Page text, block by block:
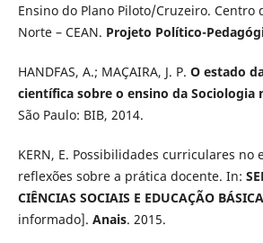
Ensino do Plano Piloto/Cruzeiro. Centro
Norte – CEAN. Projeto Político-
HANDFAS, A.; MAÇAIRA, J. P. O estado
científica sobre o ensino da Sociologia
São Paulo: BIB, 2014.
KERN, E. Possibilidades curriculares
reflexões sobre a prática docente. In:
CIÊNCIAS SOCIAIS E EDUCAÇÃO BÁSICA
informado]. Anais. 2015.